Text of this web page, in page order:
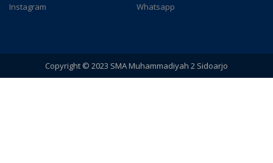
Instagram
Whatsapp
Copyright © 2023 SMA Muhammadiyah 2 Sidoarjo